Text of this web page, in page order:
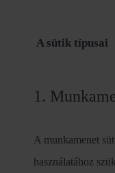
A sütik típusai
1.
A munkamenet
használatához